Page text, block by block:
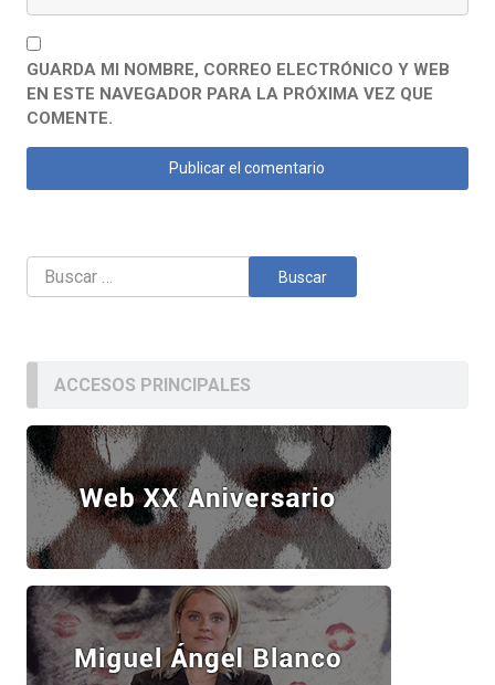
GUARDA MI NOMBRE, CORREO ELECTRÓNICO Y WEB
EN ESTE NAVEGADOR PARA LA PRÓXIMA VEZ QUE
COMENTE.
Buscar:
ACCESOS PRINCIPALES